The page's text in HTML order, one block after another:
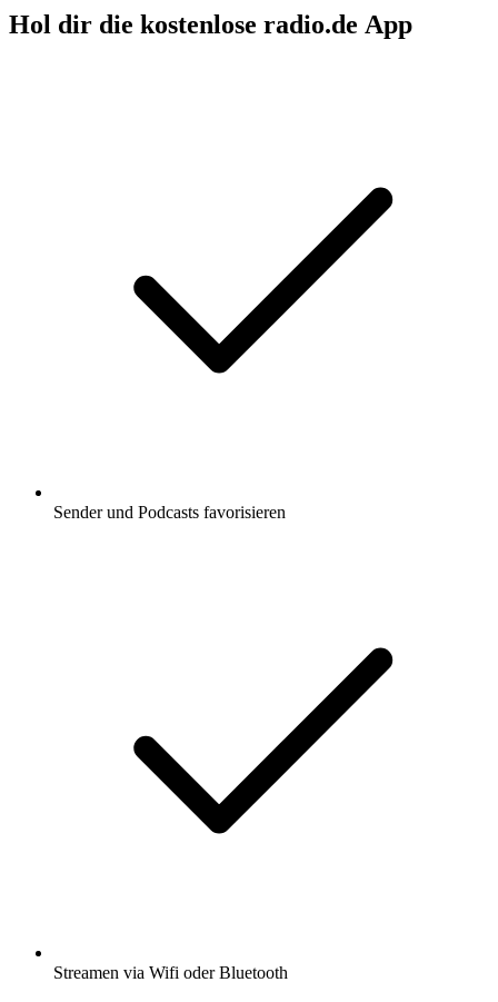
Hol dir die kostenlose radio.de App
Sender und Podcasts favorisieren
Streamen via Wifi oder Bluetooth